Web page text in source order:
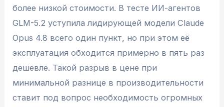
более низкой стоимости. В тесте ИИ-агентов
GLM-5.2 уступила лидирующей модели Claude
Opus 4.8 всего один пункт, но при этом её
эксплуатация обходится примерно в пять раз
дешевле. Такой разрыв в цене при
минимальной разнице в производительности
ставит под вопрос необходимость огромных